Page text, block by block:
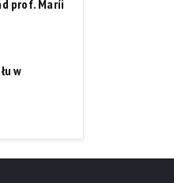
prof. Maríi
w